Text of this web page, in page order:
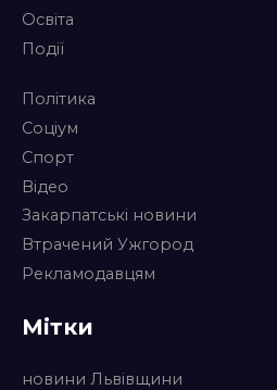
Освіта
Події
Політика
Соціум
Спорт
Відео
Закарпатські новини
Втрачений Ужгород
Рекламодавцям
Мітки
новини Львівщини